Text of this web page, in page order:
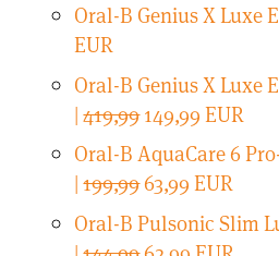
Oral-B Genius X Luxe
EUR
Oral-B Genius X Luxe
|419,99149,99 EUR
Oral-B AquaCare 6
|199,9963,99 EUR
Oral-B Pulsonic Slim